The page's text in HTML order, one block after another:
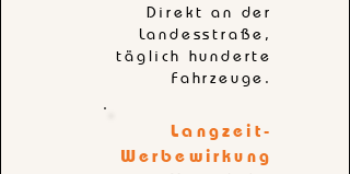
Direkt an der
Landesstraße,
täglich hunderte
Fahrzeuge.
Langzeit-
Werbewirkung